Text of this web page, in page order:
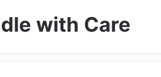
with Care